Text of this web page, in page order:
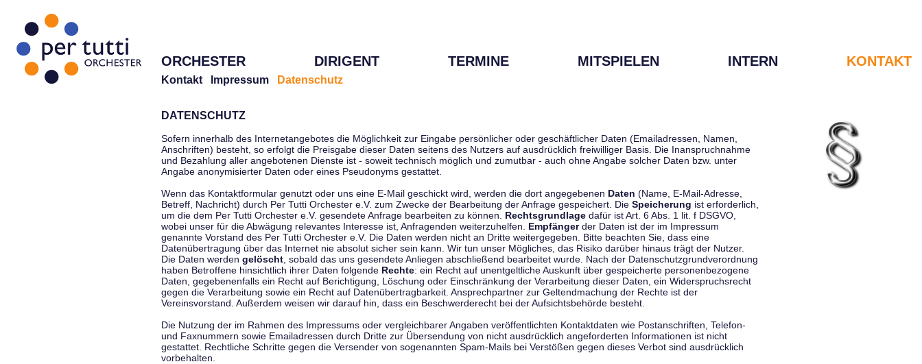
ORCHESTER DIRIGENT TERMINE MITSPIELEN INTERN KONTAKT
Kontakt Impressum Datenschutz
DATENSCHUTZ
Sofern innerhalb des Internetangebotes die Möglichkeit zur Eingabe persönlicher oder geschäftlicher Daten (Emailadressen, Namen,
Anschriften) besteht, so erfolgt die Preisgabe dieser Daten seitens des Nutzers auf ausdrücklich freiwilliger Basis. Die Inanspruchnahme
und Bezahlung aller angebotenen Dienste ist - soweit technisch möglich und zumutbar - auch ohne Angabe solcher Daten bzw. unter
Angabe anonymisierter Daten oder eines Pseudonyms gestattet.
Wenn das Kontaktformular genutzt oder uns eine E-Mail geschickt wird, werden die dort angegebenen Daten (Name, E-Mail-Adresse,
Betreff, Nachricht) durch Per Tutti Orchester e.V. zum Zwecke der Bearbeitung der Anfrage gespeichert. Die Speicherung ist erforderlich,
um die dem Per Tutti Orchester e.V. gesendete Anfrage bearbeiten zu können. Rechtsgrundlage dafür ist Art. 6 Abs. 1 lit. f DSGVO,
wobei unser für die Abwägung relevantes Interesse ist, Anfragenden weiterzuhelfen. Empfängerder Daten ist der im Impressum
genannte Vorstand des Per Tutti Orchester e.V. Die Daten werden nicht an Dritte weitergegeben. Bitte beachten Sie, dass eine
Datenübertragung über das Internet nie absolut sicher sein kann. Wir tun unser Mögliches, das Risiko darüber hinaus trägt der Nutzer.
Die Daten werden gelöscht , sobald das uns gesendete Anliegen abschließend bearbeitet wurde. Nach der Datenschutzgrundverordnung
haben Betroffene hinsichtlich ihrer Daten folgende Rechte: ein Recht auf unentgeltliche Auskunft über gespeicherte personenbezogene
Daten, gegebenenfalls ein Recht auf Berichtigung, Löschung oder Einschränkung der Verarbeitung dieser Daten, ein Widerspruchsrecht
gegen die Verarbeitung sowie ein Recht auf Datenübertragbarkeit. Ansprechpartner zur Geltendmachung der Rechte ist der
Vereinsvorstand. Außerdem weisen wir darauf hin, dass ein Beschwerderecht bei der Aufsichtsbehörde besteht.
Die Nutzung der im Rahmen des Impressums oder vergleichbarer Angaben veröffentlichten Kontaktdaten wie Postanschriften, Telefon-
und Faxnummern sowie Emailadressen durch Dritte zur Übersendung von nicht ausdrücklich angeforderten Informationen ist nicht
gestattet. Rechtliche Schritte gegen die Versender von sogenannten Spam-Mails bei Verstößen gegen dieses Verbot sind ausdrücklich
vorbehalten.